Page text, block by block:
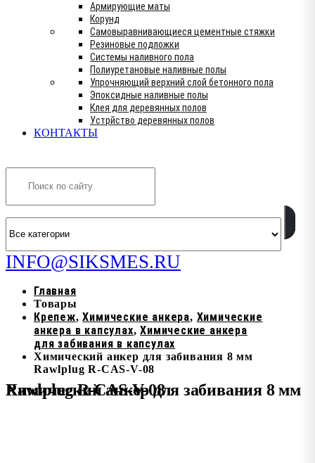
Армирующие маты
Корунд
Самовыравнивающиеся цементные стяжки
Резиновые подложки
Системы наливного пола
Полиуретановые наливные полы
Упрочняющий верхний слой бетонного пола
Эпоксидные наливные полы
Клея для деревянных полов
Устрйство деревянных полов
КОНТАКТЫ
INFO@SIKSMES.RU
Главная
Товары
Крепеж,Химические анкера, Химические
анкера в капсулах,Химические анкера
для забивания в капсулах
Химический анкер для забивания 8 мм
Rawlplug R-CAS-V-08
Химический анкер для забивания 8 мм Rawlplug R-CAS-V-08